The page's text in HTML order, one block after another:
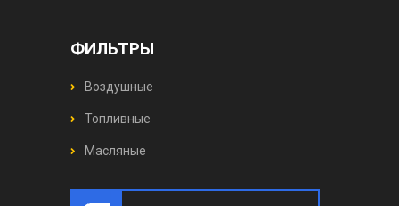
ФИЛЬТРЫ
Воздушные
Топливные
Масляные